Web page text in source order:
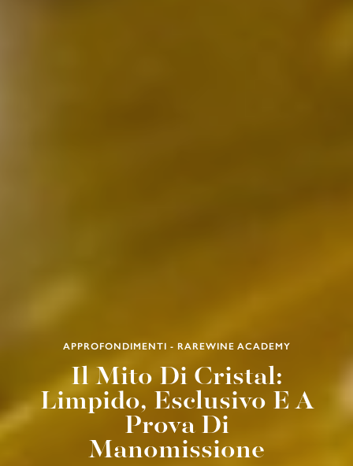
APPROFONDIMENTI - RAREWINE ACADEMY
Il Mito Di Cristal:
Limpido, Esclusivo E A
Prova Di
Manomissione